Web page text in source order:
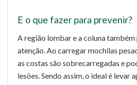
E o que fazer para prevenir?
A região lombar e a coluna também
atenção. Ao carregar mochilas
as costas são sobrecarregadas e
lesões. Sendo assim, o ideal é levar